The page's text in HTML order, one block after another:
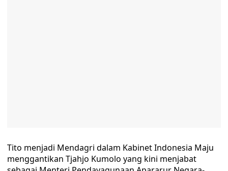
Tito menjadi Mendagri dalam Kabinet Indonesia Maju
menggantikan Tjahjo Kumolo yang kini menjabat